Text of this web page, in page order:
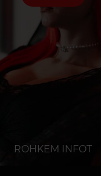
ROHKEM INFOT